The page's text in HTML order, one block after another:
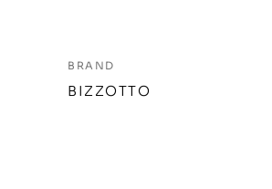
BRAND
BIZZOTTO